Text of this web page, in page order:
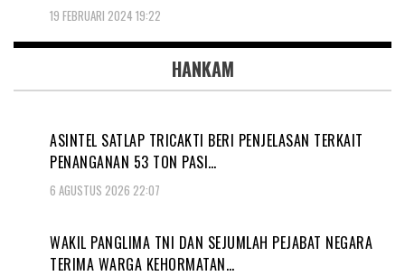
19 FEBRUARI 2024 19:22
HANKAM
ASINTEL SATLAP TRICAKTI BERI PENJELASAN TERKAIT
PENANGANAN 53 TON PASI…
6 AGUSTUS 2026 22:07
WAKIL PANGLIMA TNI DAN SEJUMLAH PEJABAT NEGARA
TERIMA WARGA KEHORMATAN…